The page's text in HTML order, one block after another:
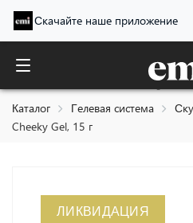
Скачайте наше приложение
Cheeky
Каталог Гелевая система
Cheeky Gel, 15 г
ЛИКВИДАЦИЯ